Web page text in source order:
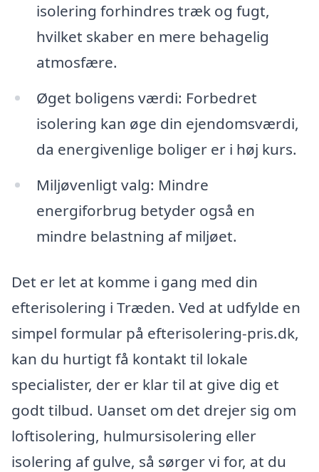
isolering forhindres træk og fugt,
hvilket skaber en mere behagelig
atmosfære.
Øget boligens værdi: Forbedret
isolering kan øge din ejendomsværdi,
da energivenlige boliger er i høj kurs.
Miljøvenligt valg: Mindre
energiforbrug betyder også en
mindre belastning af miljøet.
Det er let at komme i gang med din
efterisolering i Træden. Ved at udfylde en
simpel formular på efterisolering-pris.dk,
kan du hurtigt få kontakt til lokale
specialister, der er klar til at give dig et
godt tilbud. Uanset om det drejer sig om
loftisolering, hulmursisolering eller
isolering af gulve, så sørger vi for, at du